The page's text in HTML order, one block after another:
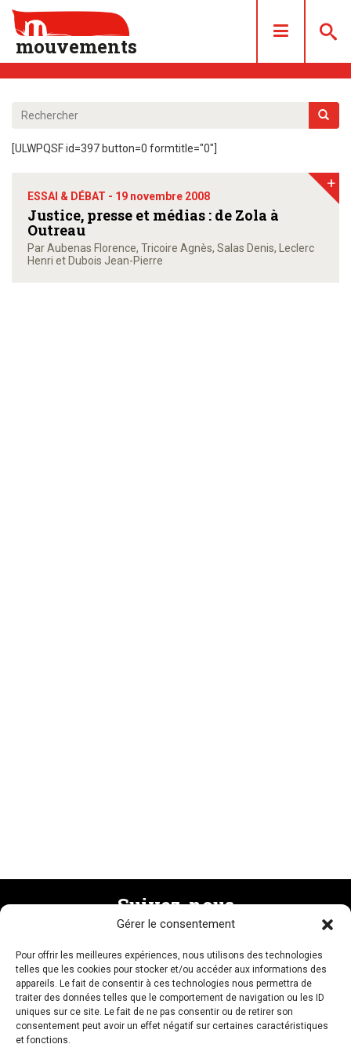
Gérer le consentement
Pour offrir les meilleures expériences, nous utilisons des technologies
telles que les cookies pour stocker et/ou accéder aux informations des
appareils. Le fait de consentir à ces technologies nous permettra de
traiter des données telles que le comportement de navigation ou les ID
uniques sur ce site. Le fait de ne pas consentir ou de retirer son
consentement peut avoir un effet négatif sur certaines caractéristiques
et fonctions.
mouvements
LES NUMÉROS
ACHAT/ABONNEMENT
CONTACT
[ULWPQSF id=397 button=0 formtitle="0"]
ESSAI & DÉBAT - 19 novembre 2008
Justice, presse et médias : de Zola à
Outreau
Par Aubenas Florence, Tricoire Agnès, Salas Denis, Leclerc
Henri et Dubois Jean-Pierre
+
Suivez-nous
Recevez la newsletter